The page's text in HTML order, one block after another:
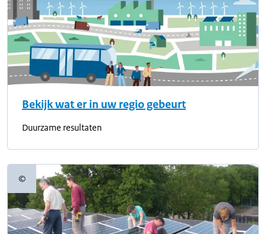
Bekijk wat er in uw regio gebeurt
Duurzame resultaten
©Copyrightinformatie